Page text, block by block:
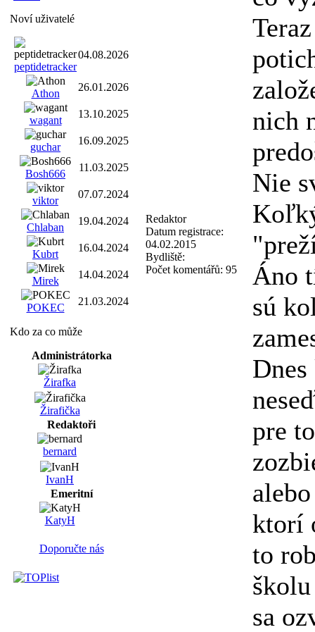
Noví uživatelé
peptidetracker
04.08.2026
Athon
26.01.2026
wagant
13.10.2025
guchar
16.09.2025
Bosh666
11.03.2025
viktor
07.07.2024
Chlaban
19.04.2024
Kubrt
16.04.2024
Mirek
14.04.2024
POKEC
21.03.2024
Kdo za co může
Administrátorka
Žirafka
Žirafička
Redaktoři
bernard
IvanH
Emeritní
KatyH
Doporučte nás
Redaktor
Datum registrace:
04.02.2015
Bydliště:
Počet komentářů: 95
nich
Nie
Áno
sú
pre
ktorí
to
sa